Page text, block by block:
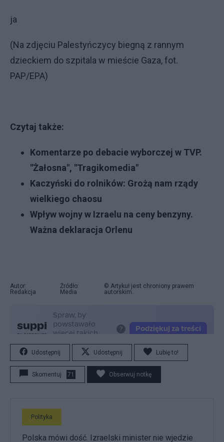
ja
(Na zdjęciu Palestyńczycy biegną z rannym
dzieckiem do szpitala w mieście Gaza, fot.
PAP/EPA)
Czytaj także:
Komentarze po debacie wyborczej w TVP.
"Żałosna", "Tragikomedia"
Kaczyński do rolników: Grożą nam rządy
wielkiego chaosu
Wpływ wojny w Izraelu na ceny benzyny.
Ważna deklaracja Orlenu
Autor:
Redakcja
Źródło:
Media
© Artykuł jest chroniony prawem
autorskim.
Udostępnij Udostępnij Lubię to!
Skomentuj 71 Obserwuj notkę
Polityka
Polska mówi dość. Izraelski minister nie wjedzie